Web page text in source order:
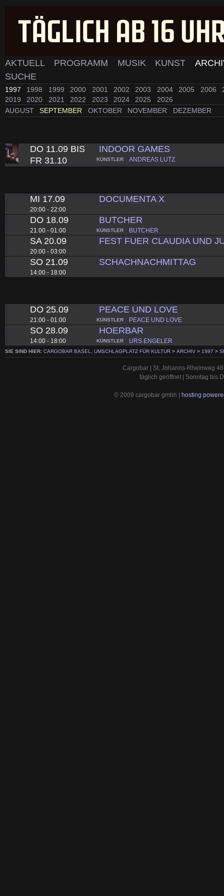
AKTUELL PROGRAMM MUSIK KUNST
SUCHE
1997 1998 1999 2000 2001 2002 2003 2004 2005 2006
2019
2020 2021 2022 2023 2024 2025
2026
AUGUST
SEPTEMBER OKTOBER NOVEMBER DEZEMBER
DO 11.09 BIS
FR 31.10
INDOOR GAMES
KÜNSTLER ANDREAS LUTZ
MI 17.09
20:00 - 22:00
DOCUMENTA X
DO 18.09
21:00 - 01:00
BUTCHER
KÜNSTLER BUTCHER
SA 20.09
20:00 - 03:00
FEST FUER CLAUDIA UND
SO 21.09
14:00 - 18:00
SCHACHNACHMITTAG
DO 25.09
21:00 - 01:00
PEACE UND LOVE
KÜNSTLER PEACE UND LOVE
SO 28.09
14:00 - 18:00
HOERBAR
KÜNSTLER URS ENGELER
SIE SIND HIER: CARGOBAR BASEL, UMSCHLAGPLATZ FÜR KULTUR > ARCHIV > 1997 >
Cargobar | St. Johanns-Rheinweg
täglich geöffnet | Sonntag bis
© 2009 cargobar gmbh | hosting